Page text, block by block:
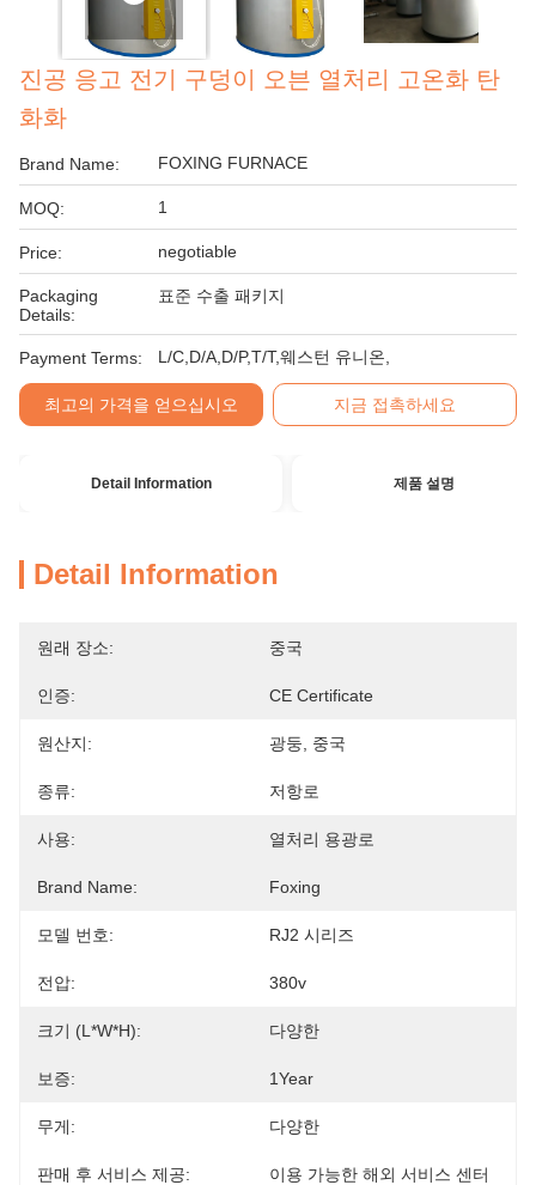
진공 응고 전기 구덩이 오븐 열처리 고온화 탄
화화
Brand Name: FOXING FURNACE
MOQ: 1
Price: negotiable
Packaging
Details:
표준 수출 패키지
Payment Terms: L/C,D/A,D/P,T/T,웨스턴 유니온,
최고의 가격을 얻으십시오 지금 접촉하세요
Detail Information 제품 설명
Detail Information
원래 장소: 중국
인증: CE Certificate
원산지: 광둥, 중국
종류: 저항로
사용: 열처리 용광로
Brand Name: Foxing
모델 번호: RJ2 시리즈
전압: 380v
크기 (L*W*H): 다양한
보증: 1Year
무게: 다양한
판매 후 서비스 제공: 이용 가능한 해외 서비스 센터